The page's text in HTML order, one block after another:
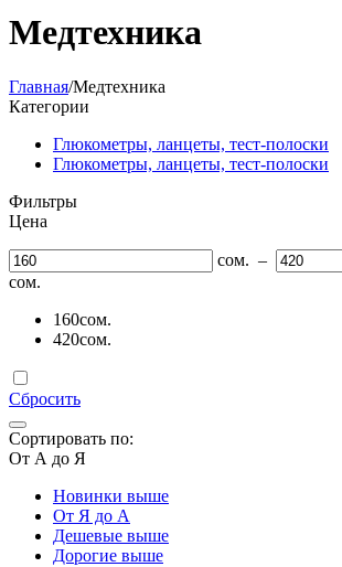
Медтехника
Главная/Медтехника
Категории
Глюкометры, ланцеты, тест-полоски
Глюкометры, ланцеты, тест-полоски
Фильтры
Цена
сом. –
сом.
160сом.
420сом.
Сбросить
Сортировать по:
От А до Я
Новинки выше
От Я до А
Дешевые выше
Дорогие выше